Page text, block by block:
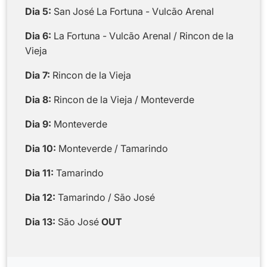
Dia 5: San José La Fortuna - Vulcão Arenal
Dia 6: La Fortuna - Vulcão Arenal / Rincon de la
Vieja
Dia 7: Rincon de la Vieja
Dia 8: Rincon de la Vieja / Monteverde
Dia 9: Monteverde
Dia 10: Monteverde / Tamarindo
Dia 11: Tamarindo
Dia 12: Tamarindo / São José
Dia 13: São José OUT